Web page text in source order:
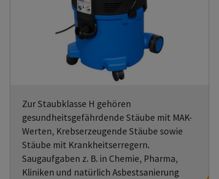
Zur Staubklasse H gehören
gesundheitsgefährdende Stäube mit MAK-
Werten, Krebserzeugende Stäube sowie
Stäube mit Krankheitserregern.
Saugaufgaben z. B. in Chemie, Pharma,
Kliniken und natürlich Asbestsanierung